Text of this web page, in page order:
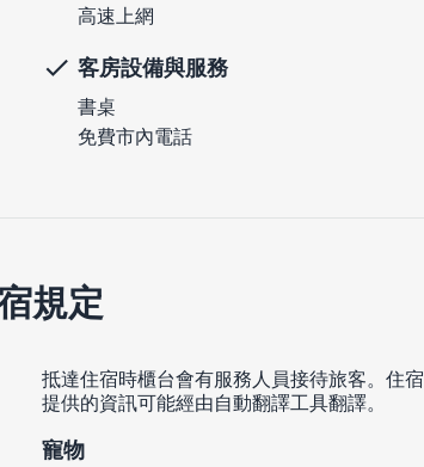
高速上網
客房設備與服務
書桌
免費市內電話
規定
抵達住宿時櫃台會有服務人員接待旅客。住宿
提供的資訊可能經由自動翻譯工具翻譯。
寵物